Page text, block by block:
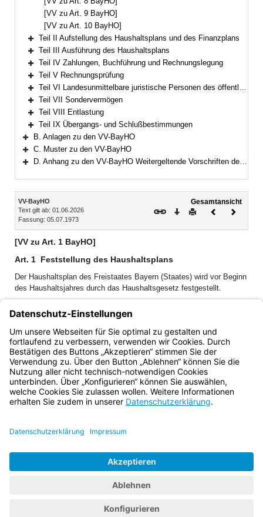
[VV zu Art. 9 BayHO]
[VV zu Art. 10 BayHO]
Bereich erweitern
Teil II Aufstellung des Haushaltsplans und des Finanzplans
Bereich erweitern
Teil III Ausführung des Haushaltsplans
Bereich erweitern
Teil IV Zahlungen, Buchführung und Rechnungslegung
Bereich erweitern
Teil V Rechnungsprüfung
Bereich erweitern
Teil VI Landesunmittelbare juristische Personen des öffentlichen Rechts
Bereich erweitern
Teil VII Sondervermögen
Bereich erweitern
Teil VIII Entlastung
Bereich erweitern
Teil IX Übergangs- und Schlußbestimmungen
Bereich erweitern
B. Anlagen zu den VV-BayHO
Bereich erweitern
C. Muster zu den VV-BayHO
D. Anhang zu den VV-BayHO Weitergeltende Vorschriften der RWB
Inhalt
VV-BayHO
Text gilt ab: 01.06.2026
Fassung: 05.07.1973
Gesamtansicht
Download
DruckenVorheriges
[VV zu Art. 1 BayHO]
Art. 1 Feststellung des Haushaltsplans
Der Haushaltsplan des Freistaates Bayern (Staates) wird vor Beginn
des Haushaltsjahres durch das Haushaltsgesetz festgestellt.
verkündet.
(Vgl. auch Art. 70 Abs. 2, Art. 78 Abs. 3 und 4 der
Verfassung; Art. 5 Abs. 1, Art. 28, 29, 30 BayHO.)
Bayern.de
BayernPortal
Impressum